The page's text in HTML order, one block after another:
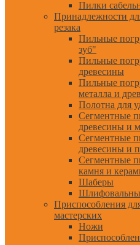
Пилки
Принадлежности
резака
Пильные
зуб"
Пильные
древесины
Пильные
металла и
Полотна для
Сегментные
древесины и
Сегментные
древесины и
Сегментные
камня и
Шаберы
Приспособления
мастерских
Ножи